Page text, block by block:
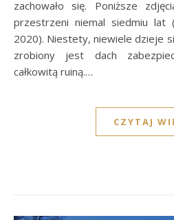
zachowało się. Poniższe
przestrzeni niemal siedmiu lat
2020). Niestety, niewiele dzieje
zrobiony jest dach
całkowitą ruiną.…
CZYTAJ